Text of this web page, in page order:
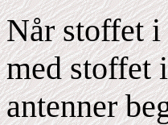
Når stoffet i
med stoffet
antenner